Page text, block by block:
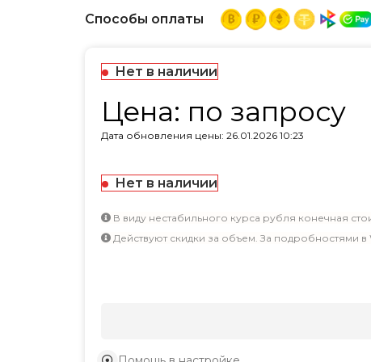
Способы оплаты
Нет в наличии
Цена: по запросу
Дата обновления цены: 26.01.2026 10:23
Нет в наличии
В виду нестабильного курса рубля конечная
Действуют скидки за объем. За подробностями в